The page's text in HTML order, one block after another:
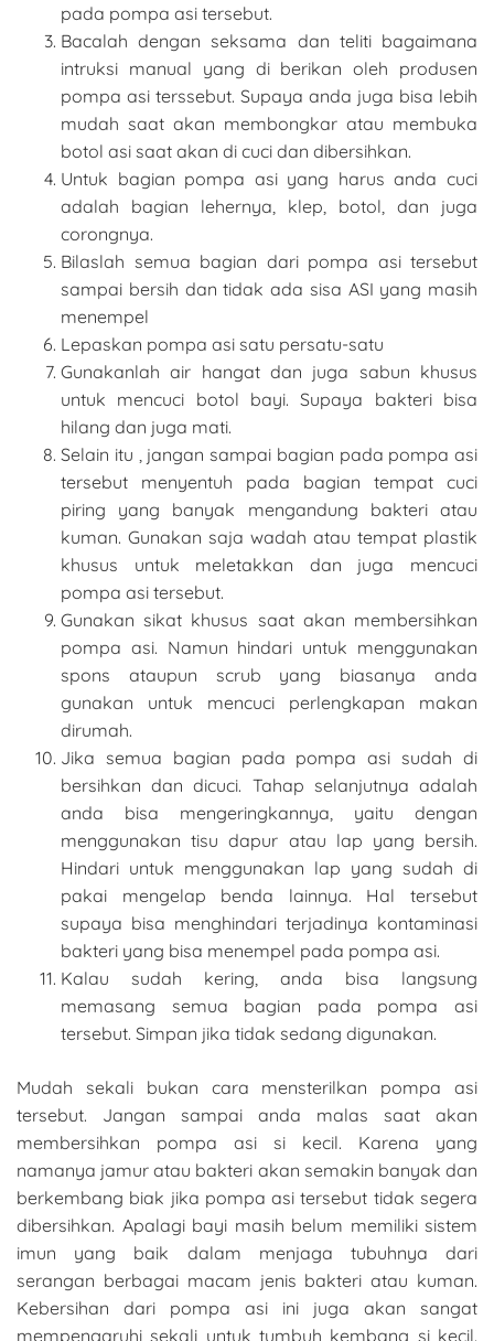
pada pompa asi tersebut.
Bacalah dengan seksama dan teliti bagaimana
intruksi manual yang di berikan oleh produsen
pompa asi terssebut. Supaya anda juga bisa lebih
mudah saat akan membongkar atau membuka
botol asi saat akan di cuci dan dibersihkan.
Untuk bagian pompa asi yang harus anda cuci
adalah bagian lehernya, klep, botol, dan juga
corongnya.
Bilaslah semua bagian dari pompa asi tersebut
sampai bersih dan tidak ada sisa ASI yang masih
menempel
Lepaskan pompa asi satu persatu-satu
Gunakanlah air hangat dan juga sabun khusus
untuk mencuci botol bayi. Supaya bakteri bisa
hilang dan juga mati.
Selain itu , jangan sampai bagian pada pompa asi
tersebut menyentuh pada bagian tempat cuci
piring yang banyak mengandung bakteri atau
kuman. Gunakan saja wadah atau tempat plastik
khusus untuk meletakkan dan juga mencuci
pompa asi tersebut.
Gunakan sikat khusus saat akan membersihkan
pompa asi. Namun hindari untuk menggunakan
spons ataupun scrub yang biasanya anda
gunakan untuk mencuci perlengkapan makan
dirumah.
Jika semua bagian pada pompa asi sudah di
bersihkan dan dicuci. Tahap selanjutnya adalah
anda bisa mengeringkannya, yaitu dengan
menggunakan tisu dapur atau lap yang bersih.
Hindari untuk menggunakan lap yang sudah di
pakai mengelap benda lainnya. Hal tersebut
supaya bisa menghindari terjadinya kontaminasi
bakteri yang bisa menempel pada pompa asi.
Kalau sudah kering, anda bisa langsung
memasang semua bagian pada pompa asi
tersebut. Simpan jika tidak sedang digunakan.
Mudah sekali bukan cara mensterilkan pompa asi
tersebut. Jangan sampai anda malas saat akan
membersihkan pompa asi si kecil. Karena yang
namanya jamur atau bakteri akan semakin banyak dan
berkembang biak jika pompa asi tersebut tidak segera
dibersihkan. Apalagi bayi masih belum memiliki sistem
imun yang baik dalam menjaga tubuhnya dari
serangan berbagai macam jenis bakteri atau kuman.
Kebersihan dari pompa asi ini juga akan sangat
mempengaruhi sekali untuk tumbuh kembang si kecil.